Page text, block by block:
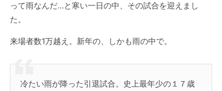
って雨なんだ…と寒い一日の中、その試合を迎えまし
た。
来場者数1万越え。新年の、しかも雨の中で。
冷たい雨が降った引退試合。史上最年少の１７歳